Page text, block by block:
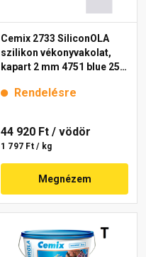
Cemix 2733 SiliconOLA
szilikon vékonyvakolat,
kapart 2 mm 4751 blue 25
Rendelésre
44 920 Ft / vödör
1 797 Ft / kg
Megnézem